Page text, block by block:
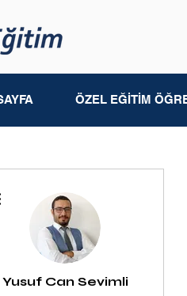
ÖZEL EĞİTİM
Yusuf Can Sevimli